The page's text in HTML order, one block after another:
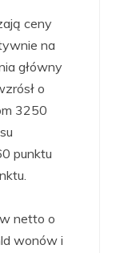
ceny
na
główny
o
3250
punktu
netto o
wonów i